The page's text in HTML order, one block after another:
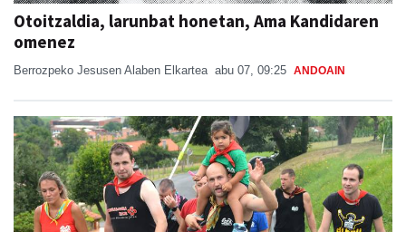
Otoitzaldia, larunbat honetan, Ama Kandidaren
omenez
Berrozpeko Jesusen Alaben Elkartea abu 07, 09:25 ANDOAIN